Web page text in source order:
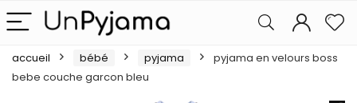
accueil bébé pyjama
pyjama en velours boss
bebe couche garcon bleu